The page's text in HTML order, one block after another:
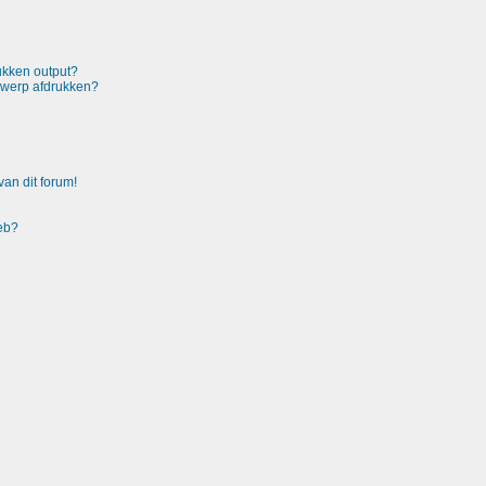
output?
afdrukken?
dit forum!